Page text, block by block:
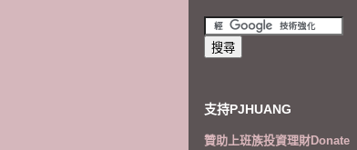
支持PJHUANG
贊助上班族投資理財Donate